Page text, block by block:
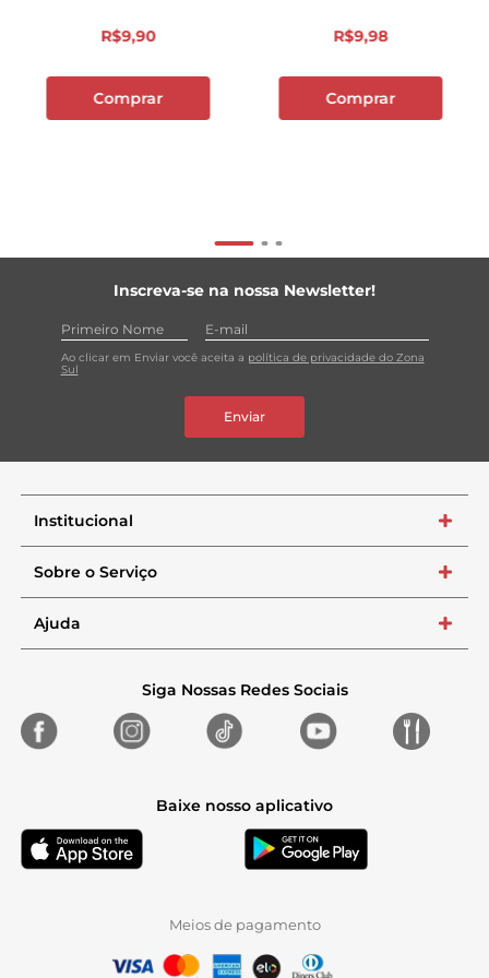
R$9,90
Comprar
R$9,98
Comprar
Inscreva-se na nossa Newsletter!
Ao clicar em Enviar você aceita a política de privacidade do Zona
Sul
Enviar
Institucional +
Sobre o Serviço +
Ajuda +
Siga Nossas Redes Sociais
Baixe nosso aplicativo
Meios de pagamento